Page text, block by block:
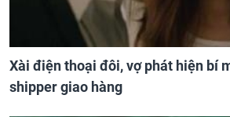
Xài điện thoại đôi, vợ phát hiện bí
shipper giao hàng